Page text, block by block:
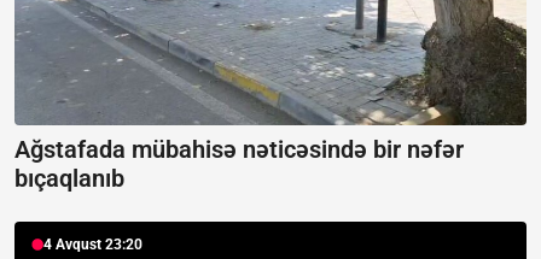
Ağstafada mübahisə nəticəsində bir nəfər
bıçaqlanıb
4 Avqust 23:20